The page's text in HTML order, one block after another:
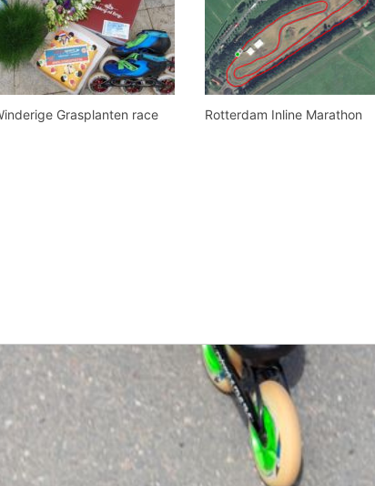
Grasplanten race Rotterdam Inline Marathon